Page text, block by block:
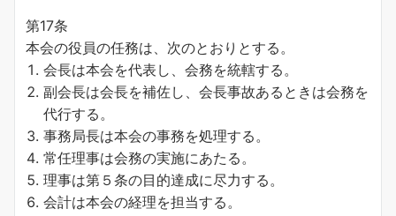
第17条
本会の役員の任務は、次のとおりとする。
会長は本会を代表し、会務を統轄する。
副会長は会長を補佐し、会長事故あるときは会務を
代行する。
事務局長は本会の事務を処理する。
常任理事は会務の実施にあたる。
理事は第５条の目的達成に尽力する。
会計は本会の経理を担当する。